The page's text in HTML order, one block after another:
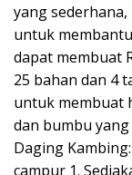
yang
untuk
dapat membuat
25 bahan dan 4
untuk membuat
dan bumbu
Daging
campur 1.